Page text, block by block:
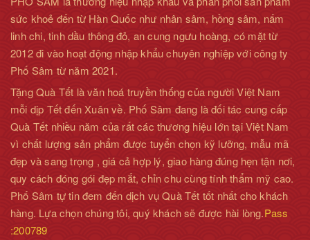
sức khoẻ đến từ Hàn Quốc như nhân sâm, hồng sâm, nấm
linh chi, tinh dầu thông đỏ, an cung ngưu hoàng, có mặt từ
2012 đi vào hoạt động nhập khẩu chuyên nghiệp với công ty
Phố Sâm từ năm 2021.
Tặng Quà Tết là văn hoá truyền thống của người Việt Nam
mỗi dịp Tết đến Xuân về. Phố Sâm đang là đối tác cung cấp
Quà Tết nhiều năm của rất các thương hiệu lớn tại Việt Nam
vì chất lượng sản phẩm được tuyển chọn kỹ lưỡng, mẫu mã
đẹp và sang trọng , giá cả hợp lý, giao hàng đúng hẹn tận nơi,
quy cách đóng gói đẹp mắt, chỉn chu cùng tính thẩm mỹ cao.
Phố Sâm tự tin đem đến dịch vụ Quà Tết tốt nhất cho khách
hàng. Lựa chọn chúng tôi, quý khách sẽ được hài lòng.Pass
:200789